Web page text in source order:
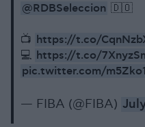
@RDBSeleccion 🇩🇴
📺 https://t.co/
💻 https://t.co/
pic.twitter.com/
— FIBA (@FIBA)